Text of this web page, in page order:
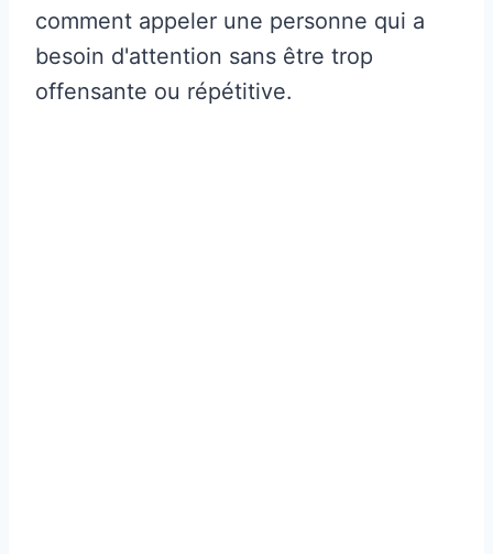
comment appeler une personne qui a
besoin d'attention sans être trop
offensante ou répétitive.